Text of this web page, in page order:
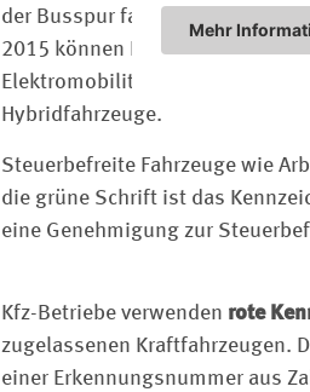
der Busspur fahren, gratis
2015 können Halter es
Elektromobilitätsgesetzes: z.
Hybridfahrzeuge.
Steuerbefreite Fahrzeuge wie
die grüne Schrift ist das
eine Genehmigung zur
Kfz-Betriebe verwenden rote
zugelassenen Kraftfahrzeugen.
einer Erkennungsnummer aus